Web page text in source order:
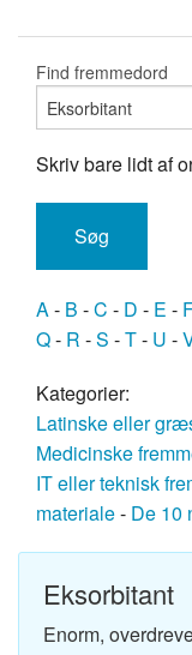
Find fremmedord
Skriv bare lidt af
A- B -C - D - E -
Q- R -S -T- U -
Kategorier:
Latinske eller
Medicinske
IT eller teknisk
materiale- De 10
Eksorbitant
Enorm,